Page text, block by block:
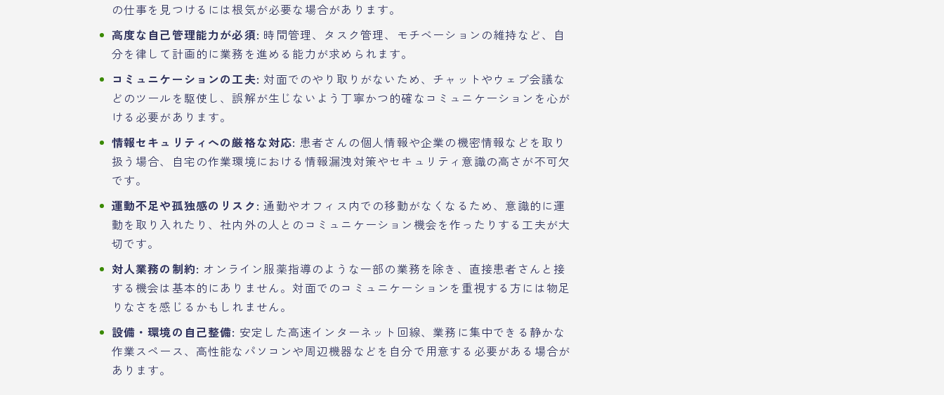
の仕事を見つけるには根気が必要な場合があります。
高度な自己管理能力が必須: 時間管理、タスク管理、モチベーションの維持など、自
分を律して計画的に業務を進める能力が求められます。
コミュニケーションの工夫: 対面でのやり取りがないため、チャットやウェブ会議な
どのツールを駆使し、誤解が生じないよう丁寧かつ的確なコミュニケーションを心が
ける必要があります。
情報セキュリティへの厳格な対応: 患者さんの個人情報や企業の機密情報などを取り
扱う場合、自宅の作業環境における情報漏洩対策やセキュリティ意識の高さが不可欠
です。
運動不足や孤独感のリスク: 通勤やオフィス内での移動がなくなるため、意識的に運
動を取り入れたり、社内外の人とのコミュニケーション機会を作ったりする工夫が大
切です。
対人業務の制約: オンライン服薬指導のような一部の業務を除き、直接患者さんと接
する機会は基本的にありません。対面でのコミュニケーションを重視する方には物足
りなさを感じるかもしれません。
設備・環境の自己整備: 安定した高速インターネット回線、業務に集中できる静かな
作業スペース、高性能なパソコンや周辺機器などを自分で用意する必要がある場合が
あります。